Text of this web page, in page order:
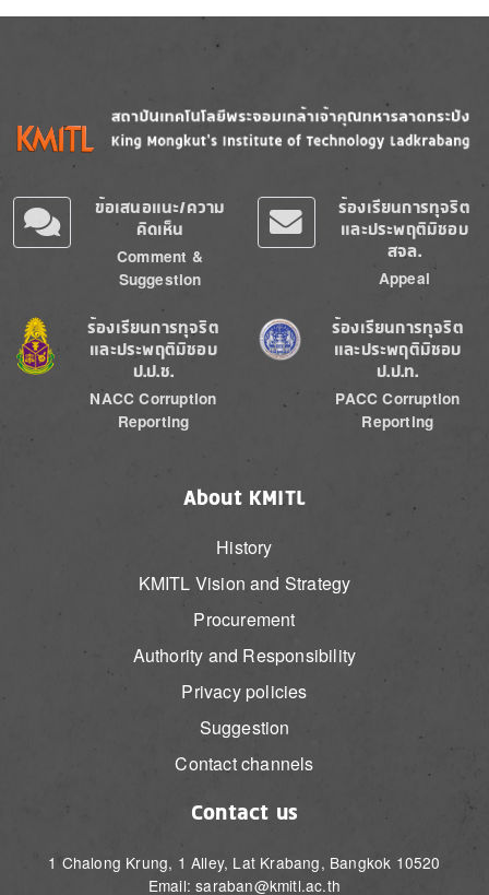
Image
ข้อเสนอแนะ/ความ
คิดเห็น
Comment &
Suggestion
ร้องเรียนการทุจริต
และประพฤติมิชอบ
สจล.
Appeal
Image
ร้องเรียนการทุจริต
และประพฤติมิชอบ
ป.ป.ช.
NACC Corruption
Reporting
Image
ร้องเรียนการทุจริต
และประพฤติมิชอบ
ป.ป.ท.
PACC Corruption
Reporting
About KMITL
History
KMITL Vision and Strategy
Procurement
Authority and Responsibility
Privacy policies
Suggestion
Contact channels
Contact us
1 Chalong Krung, 1 Alley, Lat Krabang, Bangkok 10520
Email: saraban@kmitl.ac.th